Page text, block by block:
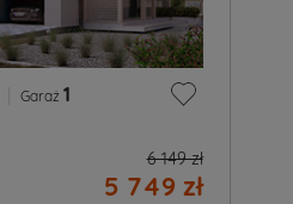
Garaż 1
6 149 zł
5 749 zł